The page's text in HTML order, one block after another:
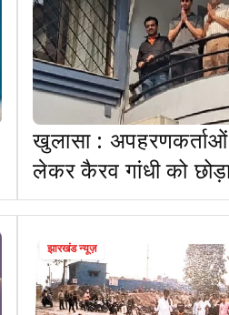
खुलासा : अपहरणकर्ताओं ने फिरौती
लेकर कैरव गांधी को
तीन गिरफ्तार
झारखंड न्यूज़